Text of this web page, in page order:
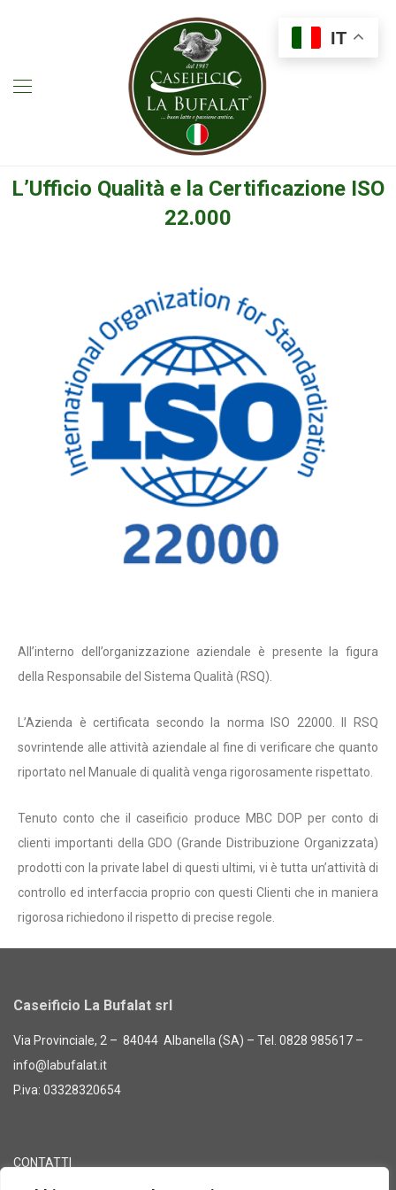
L’Ufficio Qualità e la Certificazione ISO
22.000
All’interno dell’organizzazione aziendale è presente la figura
della Responsabile del Sistema Qualità (RSQ).
L’Azienda è certificata secondo la norma ISO 22000. Il RSQ
sovrintende alle attività aziendale al fine di verificare che quanto
riportato nel Manuale di qualità venga rigorosamente rispettato.
Tenuto conto che il caseificio produce MBC DOP per conto di
clienti importanti della GDO (Grande Distribuzione Organizzata)
prodotti con la private label di questi ultimi, vi è tutta un’attività di
controllo ed interfaccia proprio con questi Clienti che in maniera
rigorosa richiedono il rispetto di precise regole.
Caseificio La Bufalat srl
Via Provinciale, 2 – 84044 Albanella (SA) – Tel. 0828 985617 –
info@labufalat.it
P.iva: 03328320654
CONTATTI
IT